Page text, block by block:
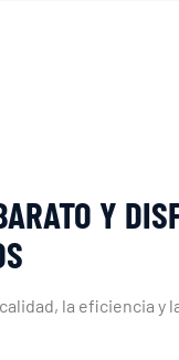
Y
la eficiencia y